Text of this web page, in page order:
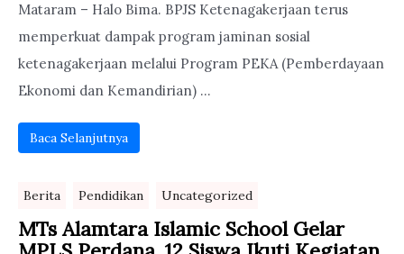
Mataram – Halo Bima. BPJS Ketenagakerjaan terus
memperkuat dampak program jaminan sosial
ketenagakerjaan melalui Program PEKA (Pemberdayaan
Ekonomi dan Kemandirian) ...
Baca Selanjutnya
Berita Pendidikan Uncategorized
MTs Alamtara Islamic School Gelar